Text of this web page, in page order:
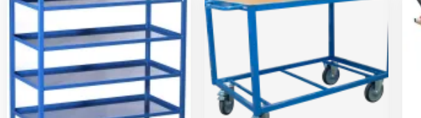
initial
était :
769,00 €.
actuel
est :
730,00 €.
initial